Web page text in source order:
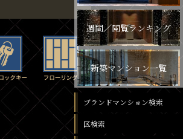
週間／閲覧ランキング
新築マンション一覧
ブランドマンション検索
区検索